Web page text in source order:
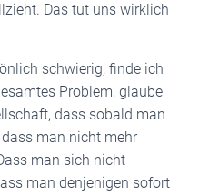
Das tut uns wirklich
schwierig, finde ich
Problem, glaube
dass sobald man
man nicht mehr
man sich nicht
man denjenigen sofort